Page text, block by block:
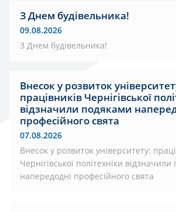
З Днем будівельника!
09.08.2026
З Днем будівельника!
Внесок у розвиток
працівників Чернігівської
відзначили подяками
професійного свята
07.08.2026
Внесок у розвиток університету:
Чернігівської політехніки
напередодні професійного свята